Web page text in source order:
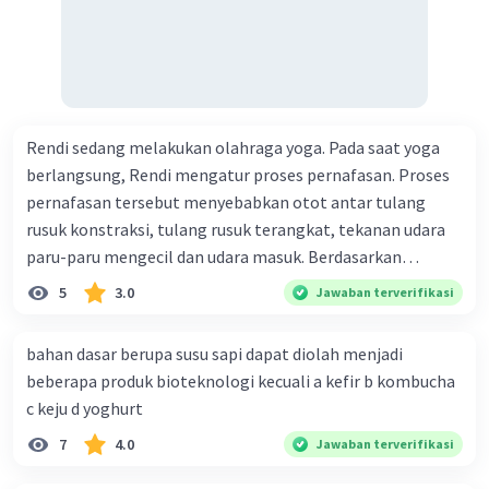
Rendi sedang melakukan olahraga yoga. Pada saat yoga
berlangsung, Rendi mengatur proses pernafasan. Proses
pernafasan tersebut menyebabkan otot antar tulang
rusuk konstraksi, tulang rusuk terangkat, tekanan udara
paru-paru mengecil dan udara masuk. Berdasarkan
informasi tersebut, dapat disimpulkan bahwa Rendi
sedang melakukan proses pernafasan....
5 3.0 Jawaban terverifikasi
bahan dasar berupa susu sapi dapat diolah menjadi
beberapa produk bioteknologi kecuali a kefir b kombucha
c keju d yoghurt
7 4.0 Jawaban terverifikasi